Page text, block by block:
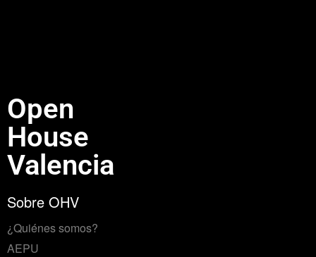
Open
House
Valencia
Sobre OHV
¿Quiénes somos?
AEPU